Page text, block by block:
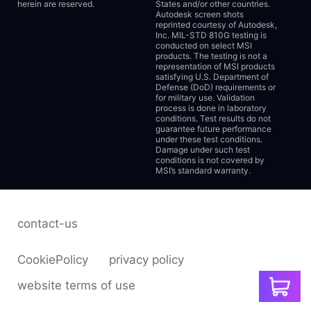
herein are reserved.
States and/or other countries.
Autodesk screen shots
reprinted courtesy of Autodesk,
Inc. MIL-STD 810G testing is
conducted on select MSI
products. The testing is not a
representation of MSI products
satisfying U.S. Department of
Defense (DoD) requirements or
for military use. Validation
process is done in laboratory
conditions. Test results do not
guarantee future performance
under these test conditions.
Damage under such test
conditions is not covered by
MSI’s standard warranty.
CookiePolicy
privacy policy
website terms of use
contact-us